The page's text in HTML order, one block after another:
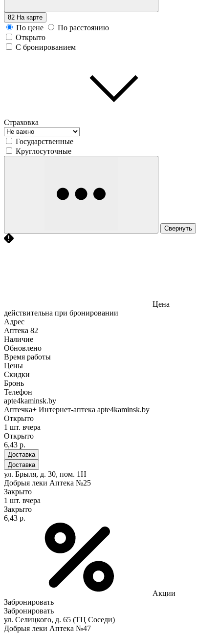
82 На карте
По цене
По расстоянию
Открыто
С бронированием
Страховка
Государственные
Круглосуточные
Свернуть
Цена
действительна при бронировании
Адрес
Аптека 82
Наличие
Обновлено
Время работы
Цены
Скидки
Бронь
Телефон
apte4kaminsk.by
Аптечка+ Интернет-аптека apte4kaminsk.by
Открыто
1 шт. вчера
Открыто
6,43 р.
Доставка
Доставка
ул. Брыля, д. 30, пом. 1Н
Добрыя леки Аптека №25
Закрыто
1 шт. вчера
Закрыто
6,43 р.
Акции
Забронировать
Забронировать
ул. Селицкого, д. 65 (ТЦ Соседи)
Добрыя леки Аптека №47